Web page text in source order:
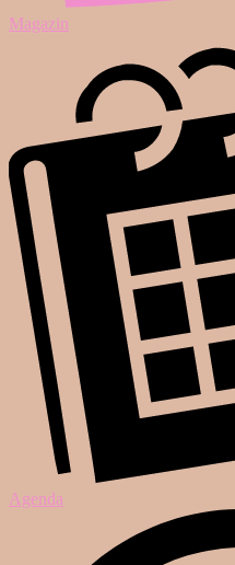
Magazin
Agenda